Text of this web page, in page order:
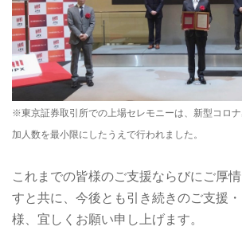
※東京証券取引所での上場セレモニーは、新型コロ
加人数を最小限にしたうえで行われました。
これまでの皆様のご支援ならびにご厚
すと共に、今後とも引き続きのご支援
様、宜しくお願い申し上げます。